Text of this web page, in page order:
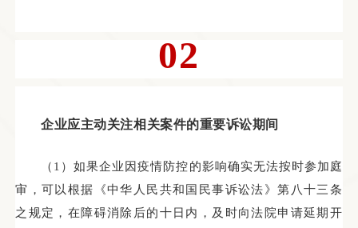
02
企业应主动关注相关案件的重要诉讼期间
（ 1）如果企业 因疫情防控的影响确实无法按时参加庭
审，可以根据《中华人民共和国民事诉讼法》第八十三条
之规定，在障碍消除后的十日内，及时向法院申请延期开